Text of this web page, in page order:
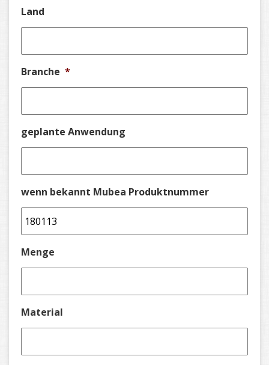
Land
Branche *
geplante Anwendung
wenn bekannt Mubea Produktnummer
Menge
Material